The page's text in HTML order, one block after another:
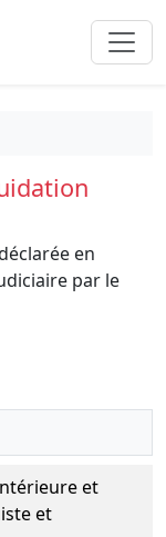
en
par le
et
et